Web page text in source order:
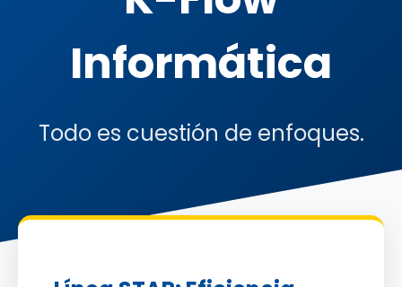
Informática
Todo es cuestión de enfoques.